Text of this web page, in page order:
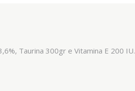
Taurina 300gr e Vitamina E 200 IU.